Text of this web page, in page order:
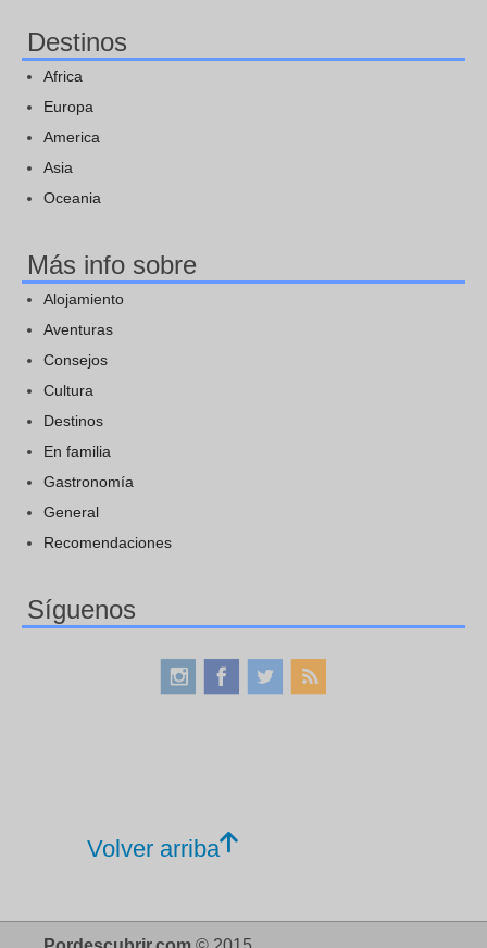
Destinos
Africa
Europa
America
Asia
Oceania
Más info sobre
Alojamiento
Aventuras
Consejos
Cultura
Destinos
En familia
Gastronomía
General
Recomendaciones
Síguenos
Volver arriba